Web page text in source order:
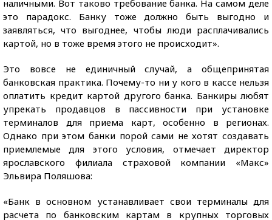
наличными. Вот таково требование банка. На самом деле
это парадокс. Банку тоже должно быть выгодно и
заявляться, что выгоднее, чтобы люди расплачивались
картой, но в тоже время этого не происходит».
Это вовсе не единичный случай, а общепринятая
банковская практика. Почему-то ни у кого в кассе нельзя
оплатить кредит картой другого банка. Банкиры любят
упрекать продавцов в пассивности при установке
терминалов для приема карт, особенно в регионах.
Однако при этом банки порой сами не хотят создавать
приемлемые для этого условия, отмечает директор
ярославского филиала страховой компании «Макс»
Эльвира Поляшова:
«Банк в основном устанавливает свои терминалы для
расчета по банковским картам в крупных торговых